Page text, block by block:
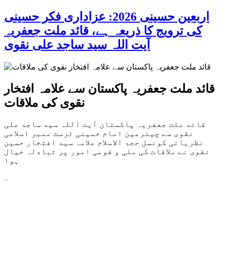
اربعین حسینی 2026: عزاداری فکر حسینی
کی ترویج کا ذریعہ ہے، قائد ملت جعفریہ
آیت اللہ سید ساجد علی نقوی
قائد ملت جعفریہ پاکستان سے علامہ افتخار
نقوی کی ملاقات
قائد ملت جعفریہ پاکستان آیت اللہ سید ساجد علی
نقوی سے چیئرمین امام خمینی ٹرسٹ ممبر اسلامی
نظریاتی کونسل حجۃ الاسلام علامہ سید افتخار حسین
نقوی نے ملاقات کی ملی و قومی امور پر تبادلہ خیال
ہوا